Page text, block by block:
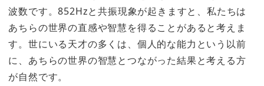
波数です。852Hzと共振現象が起きますと、私たちは
あちらの世界の直感や智慧を得ることがあると考えま
す。世にいる天才の多くは、個人的な能力という以前
に、あちらの世界の智慧とつながった結果と考える方
が自然です。